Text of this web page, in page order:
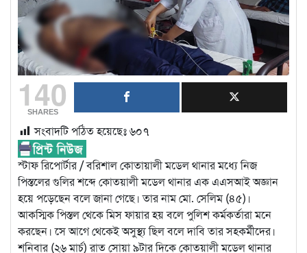
140
SHARES
সংবাদটি পঠিত হয়েছেঃ ৬০৭
স্টাফ রি‌পোর্টার / বরিশাল কোতায়ালী ম‌ডেল থানার ম‌ধ্যে নিজ
পিস্তলের গুলির শব্দে কোতয়ালী মডেল থানার এক এএসআই অজ্ঞান
হয়ে পড়েছেন বলে জানা গেছে। তার নাম মো. সেলিম (৪৫)।
আক‌স্মিক পিস্তল থে‌কে মিস ফায়ার হয় ব‌লে পু‌লিশ কর্মকর্তারা ম‌নে
কর‌ছেন। ‌সে আ‌গে থে‌কেই অসুস্থ‌্য ছিল ব‌লে দা‌বি তার সহকর্মী‌দের।
শনিবার (২৬ মার্চ) রাত সোয়া ৯টার দিকে কোতয়ালী মডেল থানার